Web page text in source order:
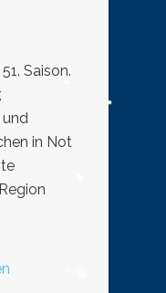
Saison.
und
in Not